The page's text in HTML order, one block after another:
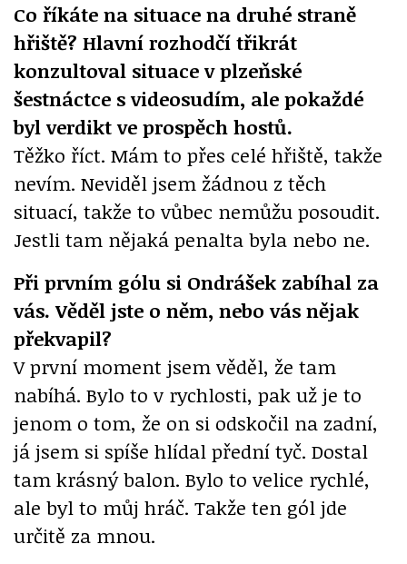
Co říkáte na situace na druhé straně
hřiště? Hlavní rozhodčí třikrát
konzultoval situace v plzeňské
šestnáctce s videosudím, ale pokaždé
byl verdikt ve prospěch hostů.
Těžko říct. Mám to přes celé hřiště, takže
nevím. Neviděl jsem žádnou z těch
situací, takže to vůbec nemůžu posoudit.
Jestli tam nějaká penalta byla nebo ne.
Při prvním gólu si Ondrášek zabíhal za
vás. Věděl jste o něm, nebo vás nějak
překvapil?
V první moment jsem věděl, že tam
nabíhá. Bylo to v rychlosti, pak už je to
jenom o tom, že on si odskočil na zadní,
já jsem si spíše hlídal přední tyč. Dostal
tam krásný balon. Bylo to velice rychlé,
ale byl to můj hráč. Takže ten gól jde
určitě za mnou.